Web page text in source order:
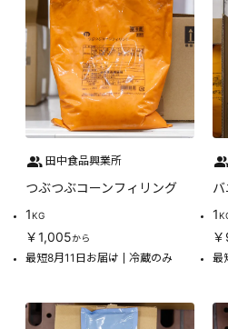
田中食品興業所
つぶつぶコーンフィリング
1KG
￥1,005から
最短8月11日お届け 冷蔵のみ
1
最